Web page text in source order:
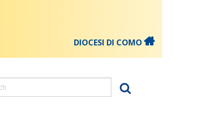
DIOCESI DI COMO